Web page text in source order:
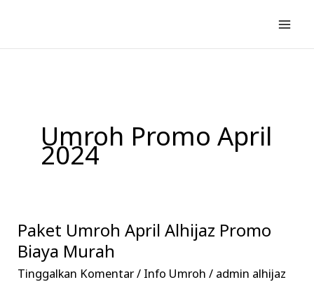
konten
Umroh Promo April
2024
Paket Umroh April Alhijaz Promo
Biaya Murah
Tinggalkan Komentar/ Info Umroh / admin alhijaz
Paket
Umroh
April